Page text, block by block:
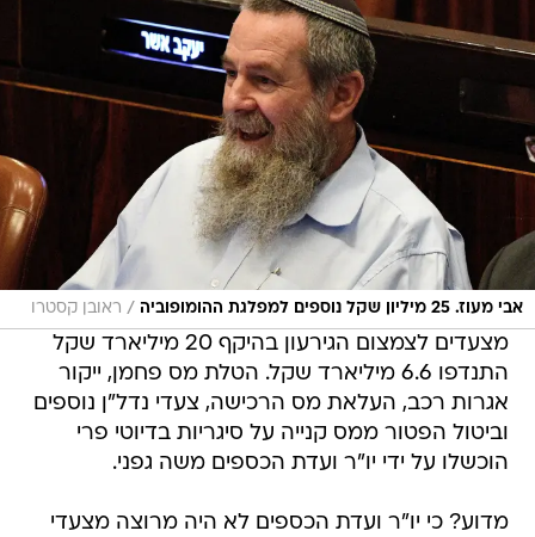
אבי מעוז. 25 מיליון שקל נוספים למפלגת ההומופוביה / ראובן קסטרו
מצעדים לצמצום הגירעון בהיקף 20 מיליארד שקל
התנדפו 6.6 מיליארד שקל. הטלת מס פחמן, ייקור
אגרות רכב, העלאת מס הרכישה, צעדי נדל"ן נוספים
וביטול הפטור ממס קנייה על סיגריות בדיוטי פרי
הוכשלו על ידי יו"ר ועדת הכספים משה גפני.
מדוע? כי יו"ר ועדת הכספים לא היה מרוצה מצעדי